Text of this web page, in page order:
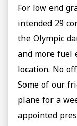
For low end
intended 29
the Olympic
and more fuel
location. No
Some of our
plane for a
appointed